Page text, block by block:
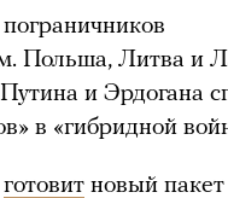
Польша, Литва и
Путина и Эрдогана
в «гибридной
готовит новый пакет